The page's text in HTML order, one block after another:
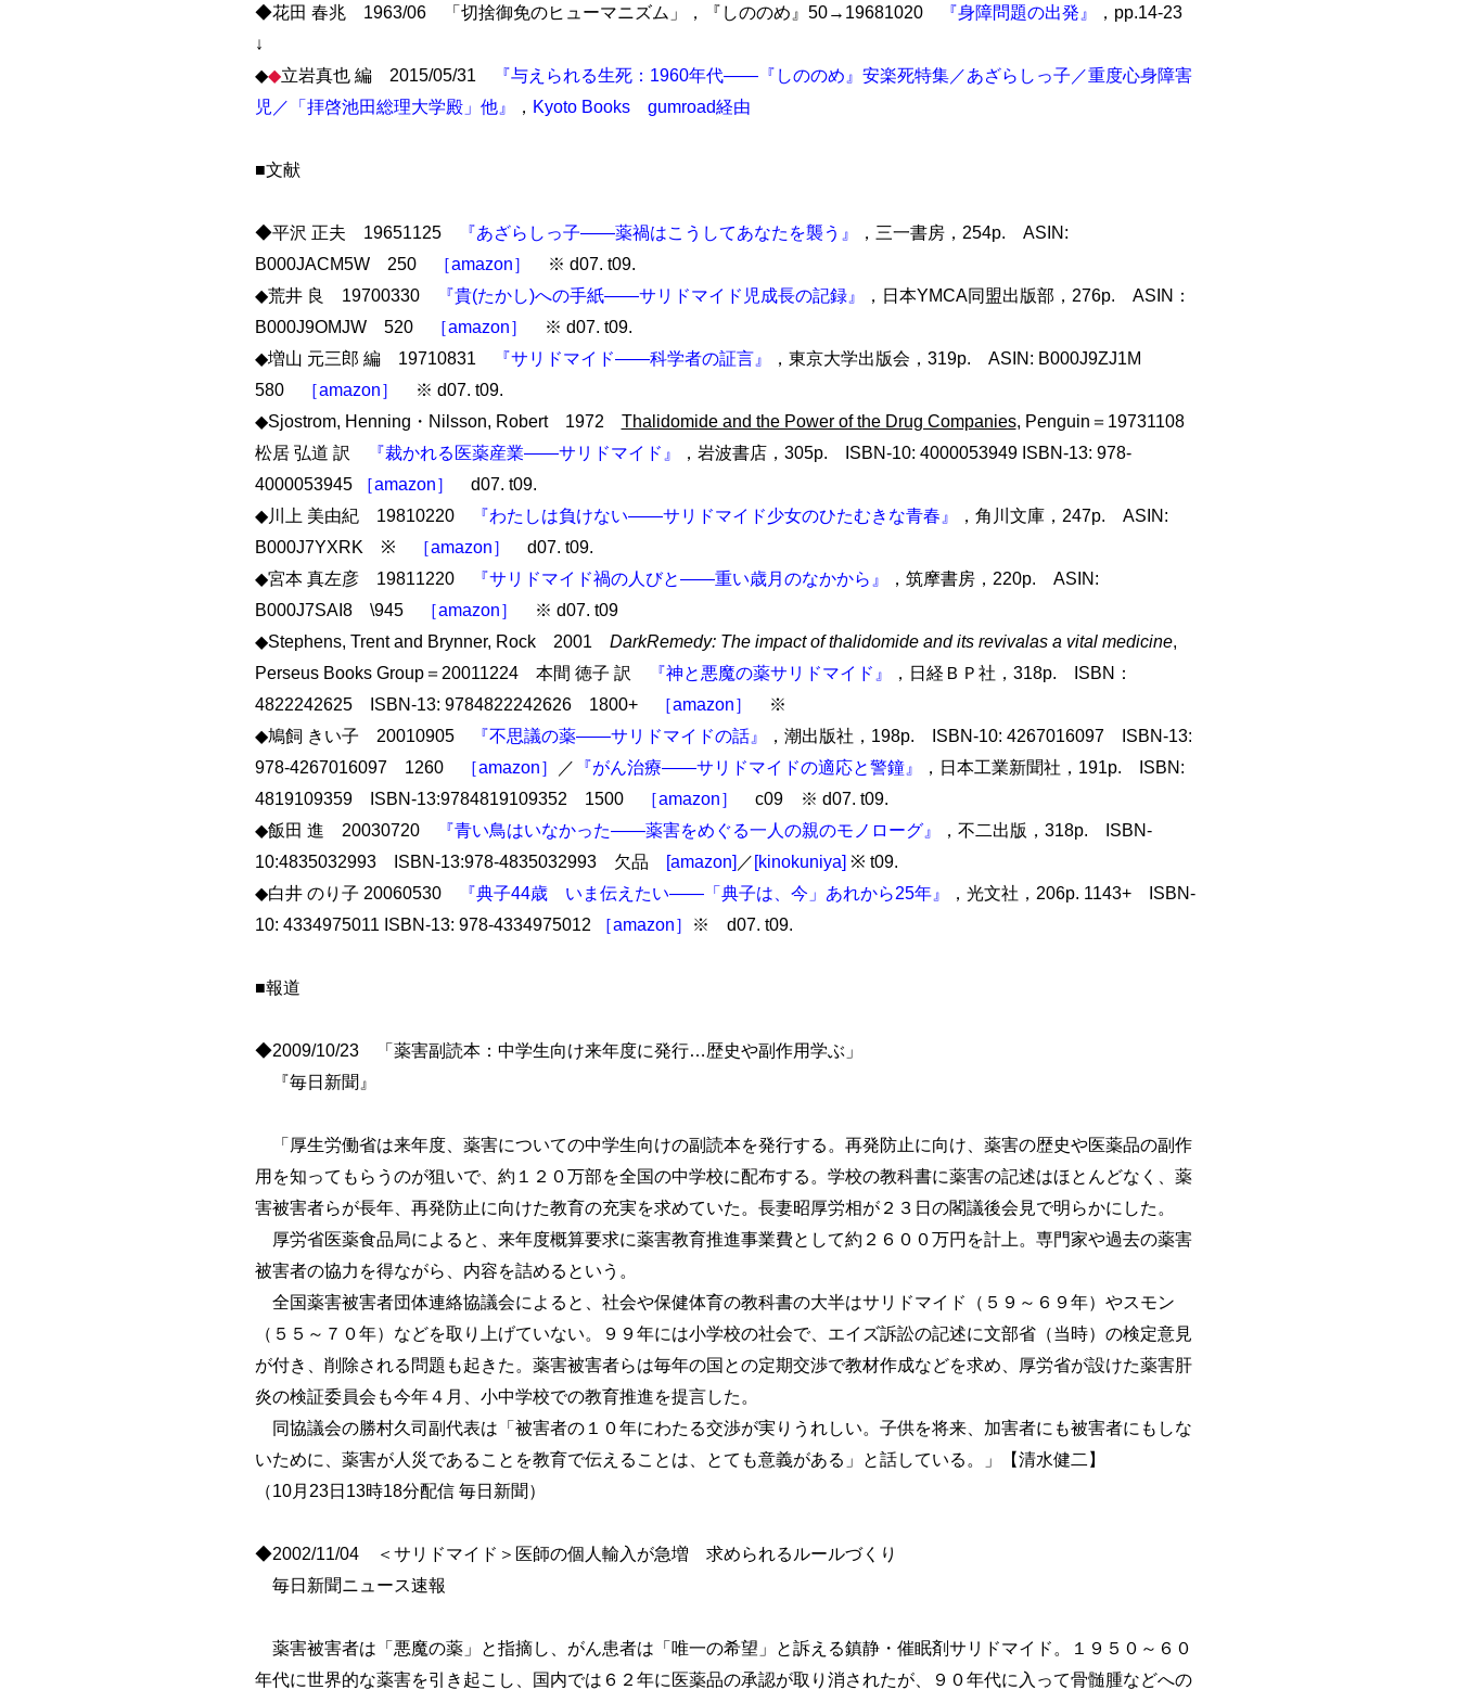
◆花田 春兆 1963/06 「切捨御免のヒューマニズム」，『しののめ』50→19681020
『身障問題の出発』
，pp.14-23
↓
◆◆立岩真也 編 2015/05/31
『与えられる生死：1960年代――『しののめ』安楽死特集／あざらしっ子／重度心身障害
児／「拝啓池田総理大学殿」他』
， Kyoto Books gumroad経由
■文献
◆平沢 正夫 19651125 『あざらしっ子――薬禍はこうしてあなたを襲う』
，三一書房，254p. ASIN:
B000JACM5W 250
［amazon］
※ d07. t09.
◆荒井 良 19700330
『貴(たかし)への手紙――サリドマイド児成長の記録』
，日本YMCA同盟出版部，276p. ASIN：
B000J9OMJW 520
［amazon］
※ d07. t09.
◆増山 元三郎 編 19710831
『サリドマイド――科学者の証言』
，東京大学出版会，319p. ASIN: B000J9ZJ1M
580
［amazon］
※ d07. t09.
◆Sjostrom, Henning・Nilsson, Robert 1972 Thalidomide and the Power of the Drug Companies, Penguin＝19731108
松居 弘道 訳
『裁かれる医薬産業――サリドマイド』
，岩波書店，305p. ISBN-10: 4000053949 ISBN-13: 978-
4000053945
［amazon］
d07. t09.
◆川上 美由紀 19810220
『わたしは負けない――サリドマイド少女のひたむきな青春』
，角川文庫，247p. ASIN:
B000J7YXRK ※
［amazon］
d07. t09.
◆宮本 真左彦 19811220
『サリドマイド禍の人びと――重い歳月のなかから』
，筑摩書房，220p. ASIN:
B000J7SAI8 \945
［amazon］
※ d07. t09
◆Stephens, Trent and Brynner, Rock 2001 DarkRemedy: The impact of thalidomide and its revivalas a vital medicine,
Perseus Books Group＝20011224 本間 徳子 訳
『神と悪魔の薬サリドマイド』
，日経ＢＰ社，318p. ISBN：
4822242625 ISBN-13: 9784822242626 1800+
［amazon］
※
◆鳩飼 きい子 20010905
『不思議の薬――サリドマイドの話』
，潮出版社，198p. ISBN-10: 4267016097 ISBN-13:
978-4267016097 1260
［amazon］ ／ 『がん治療――サリドマイドの適応と警鐘』
，日本工業新聞社，191p. ISBN:
4819109359 ISBN-13:9784819109352 1500
［amazon］
c09 ※ d07. t09.
◆飯田 進 20030720
『青い鳥はいなかった――薬害をめぐる一人の親のモノローグ』
，不二出版，318p. ISBN-
10:4835032993 ISBN-13:978-4835032993 欠品 [amazon]／[kinokuniya]※ t09.
◆白井 のり子 20060530
『典子44歳 いま伝えたい――「典子は、今」あれから25年』
，光文社，206p. 1143+ ISBN-
10: 4334975011 ISBN-13: 978-4334975012
［amazon］ ※ d07. t09.
■報道
◆2009/10/23 「薬害副読本：中学生向け来年度に発行…歴史や副作用学ぶ」
『毎日新聞』
「厚生労働省は来年度、薬害についての中学生向けの副読本を発行する。再発防止に向け、薬害の歴史や医薬品の副作
用を知ってもらうのが狙いで、約１２０万部を全国の中学校に配布する。学校の教科書に薬害の記述はほとんどなく、薬
害被害者らが長年、再発防止に向けた教育の充実を求めていた。長妻昭厚労相が２３日の閣議後会見で明らかにした。
厚労省医薬食品局によると、来年度概算要求に薬害教育推進事業費として約２６００万円を計上。専門家や過去の薬害
被害者の協力を得ながら、内容を詰めるという。
全国薬害被害者団体連絡協議会によると、社会や保健体育の教科書の大半はサリドマイド（５９～６９年）やスモン
（５５～７０年）などを取り上げていない。９９年には小学校の社会で、エイズ訴訟の記述に文部省（当時）の検定意見
が付き、削除される問題も起きた。薬害被害者らは毎年の国との定期交渉で教材作成などを求め、厚労省が設けた薬害肝
炎の検証委員会も今年４月、小中学校での教育推進を提言した。
同協議会の勝村久司副代表は「被害者の１０年にわたる交渉が実りうれしい。子供を将来、加害者にも被害者にもしな
いために、薬害が人災であることを教育で伝えることは、とても意義がある」と話している。」【清水健二】
（10月23日13時18分配信 毎日新聞）
◆2002/11/04 ＜サリドマイド＞医師の個人輸入が急増 求められるルールづくり
毎日新聞ニュース速報
薬害被害者は「悪魔の薬」と指摘し、がん患者は「唯一の希望」と訴える鎮静・催眠剤サリドマイド。１９５０～６０
年代に世界的な薬害を引き起こし、国内では６２年に医薬品の承認が取り消されたが、９０年代に入って骨髄腫などへの